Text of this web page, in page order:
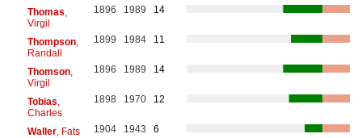
Thomas
Virgil
1896 1989 14
Thompson,
Randall
1899 1984 11
Thomson,
Virgil
1896 1989 14
Tobias
Charles
1898 1970 12
Waller, Fats 1904 1943
6